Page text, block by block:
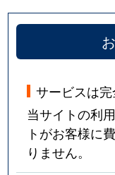
サービスは
当サイトの利
トがお客様に
りません。